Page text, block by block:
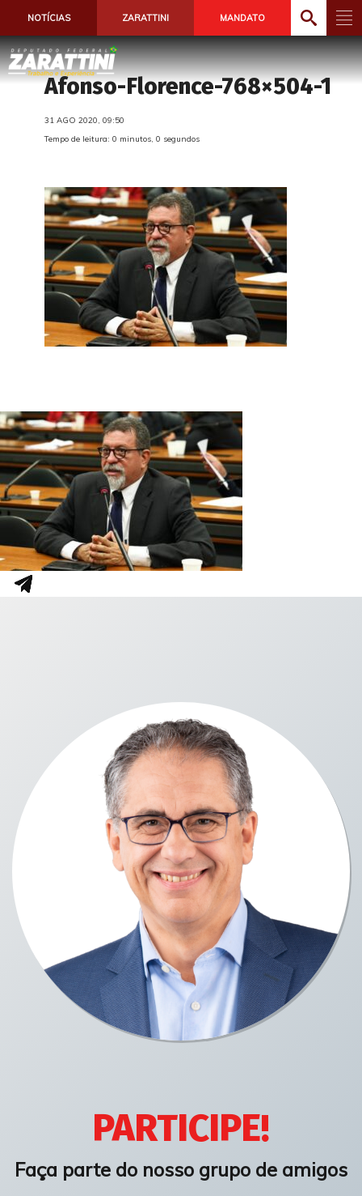
NOTÍCIAS ZARATTINI MANDATO
Afonso-Florence-768×504-1
31 AGO 2020, 09:50
Tempo de leitura: 0 minutos, 0 segundos
PARTICIPE!
Faça parte do nosso grupo de amigos